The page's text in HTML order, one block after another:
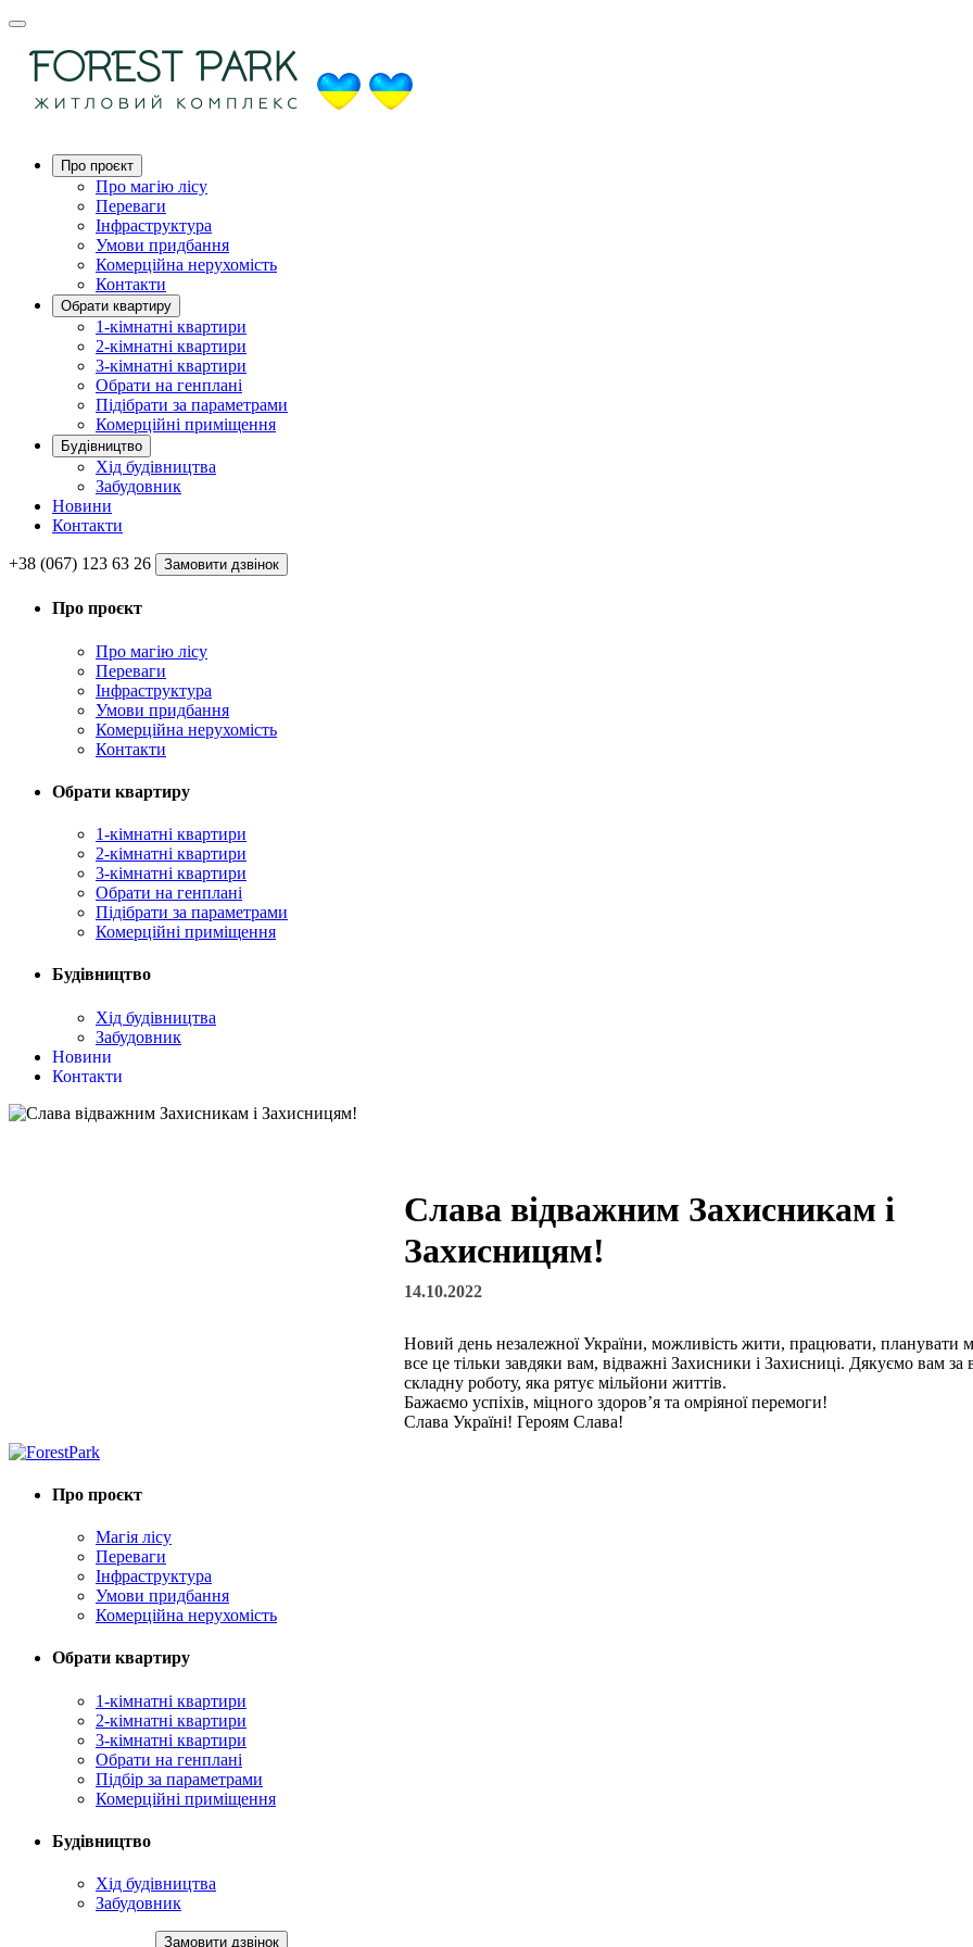
Про проєкт
Про магію ліcу
Переваги
Інфраструктура
Умови придбання
Комерційна нерухомість
Контакти
Обрати квартиру
1-кімнатні квартири
2-кімнатні квартири
3-кімнатні квартири
Обрати на генплані
Підібрати за параметрами
Комерційні приміщення
Будівництво
Хід будівництва
Забудовник
Новини
Контакти
+38 (067) 123 63 26 Замовити дзвінок
Про проєкт
Про магію ліcу
Переваги
Інфраструктура
Умови придбання
Комерційна нерухомість
Контакти
Обрати квартиру
1-кімнатні квартири
2-кімнатні квартири
3-кімнатні квартири
Обрати на генплані
Підібрати за параметрами
Комерційні приміщення
Будівництво
Хід будівництва
Забудовник
Новини
Контакти
Слава відважним Захисникам і
Захисницям!
14.10.2022
Новий день незалежної України, можливість жити, працювати, планувати
все це тільки завдяки вам, відважні Захисники і Захисниці. Дякуємо вам за
складну роботу, яка рятує мільйони життів.
Бажаємо успіхів, міцного здоров’я та омріяної перемоги!
Слава Україні! Героям Слава!
Про проєкт
Магія лісу
Переваги
Інфраструктура
Умови придбання
Комерційна нерухомість
Обрати квартиру
1-кімнатні квартири
2-кімнатні квартири
3-кімнатні квартири
Обрати на генплані
Підбір за параметрами
Комерційні приміщення
Будівництво
Хід будівництва
Забудовник
Замовити дзвінок